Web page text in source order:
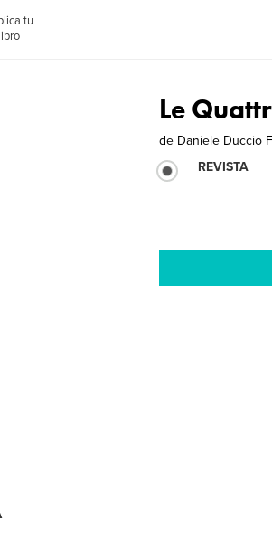
tu
libro
Le
de Daniele Duccio
REVISTA